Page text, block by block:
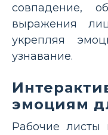
совпадение,
выражения
укрепляя
узнавание.
эмоциям
Рабочие листы